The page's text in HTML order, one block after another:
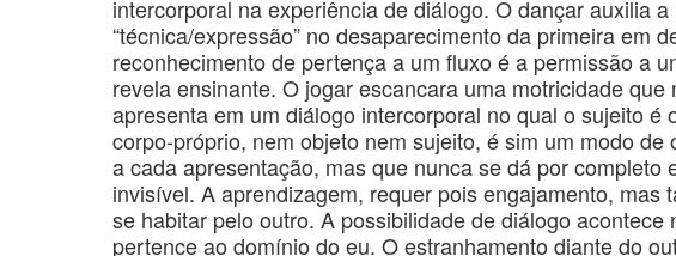
intercorporal na experiência de diálogo. O dançar auxilia
“técnica/expressão” no desaparecimento da primeira em
reconhecimento de pertença a um fluxo é a permissão a
revela ensinante. O jogar escancara uma motricidade
apresenta em um diálogo intercorporal no qual o sujeito é
corpo-próprio, nem objeto nem sujeito, é sim um modo
a cada apresentação, mas que nunca se dá por completo
invisível. A aprendizagem, requer pois engajamento, mas
se habitar pelo outro. A possibilidade de diálogo acontece
pertence ao domínio do eu. O estranhamento diante do